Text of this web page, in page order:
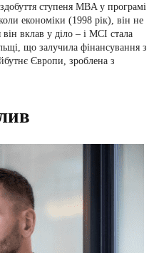
ступеня MBA у програмі
економіки (1998 рік), він не
вклав у діло – і MCI стала
що залучила фінансування з
Європи, зроблена з